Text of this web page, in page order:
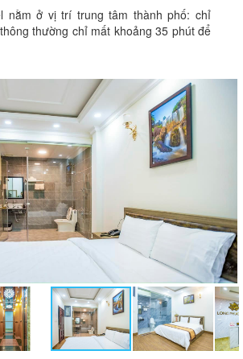
nằm ở vị trí trung tâm thành phố: chỉ
thường chỉ mất khoảng 35 phút để